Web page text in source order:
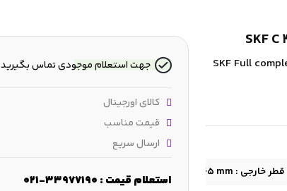
SKF Full
قطر خارجی : 165 mm
65 mm
جهت استعلام موجودی تماس بگیرید
کالای اورجینال
قیمت مناسب
ارسال سریع
استعلام قیمت : 33977190-021